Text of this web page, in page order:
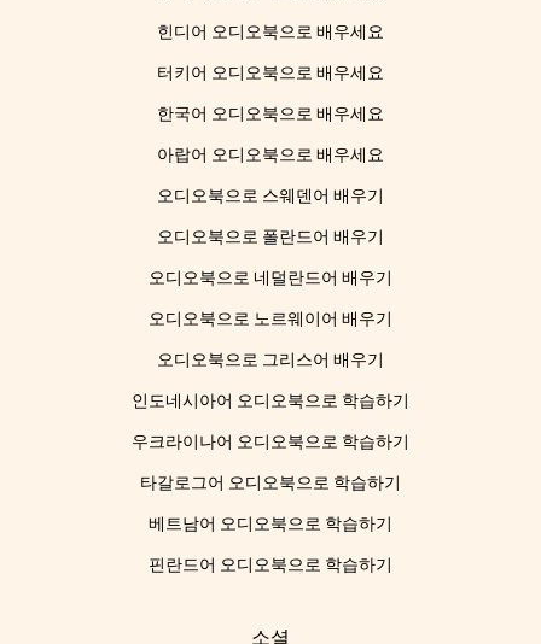
힌디어 오디오북으로 배우세요
터키어 오디오북으로 배우세요
한국어 오디오북으로 배우세요
아랍어 오디오북으로 배우세요
오디오북으로 스웨덴어 배우기
오디오북으로 폴란드어 배우기
오디오북으로 네덜란드어 배우기
오디오북으로 노르웨이어 배우기
오디오북으로 그리스어 배우기
인도네시아어 오디오북으로 학습하기
우크라이나어 오디오북으로 학습하기
타갈로그어 오디오북으로 학습하기
베트남어 오디오북으로 학습하기
핀란드어 오디오북으로 학습하기
소셜